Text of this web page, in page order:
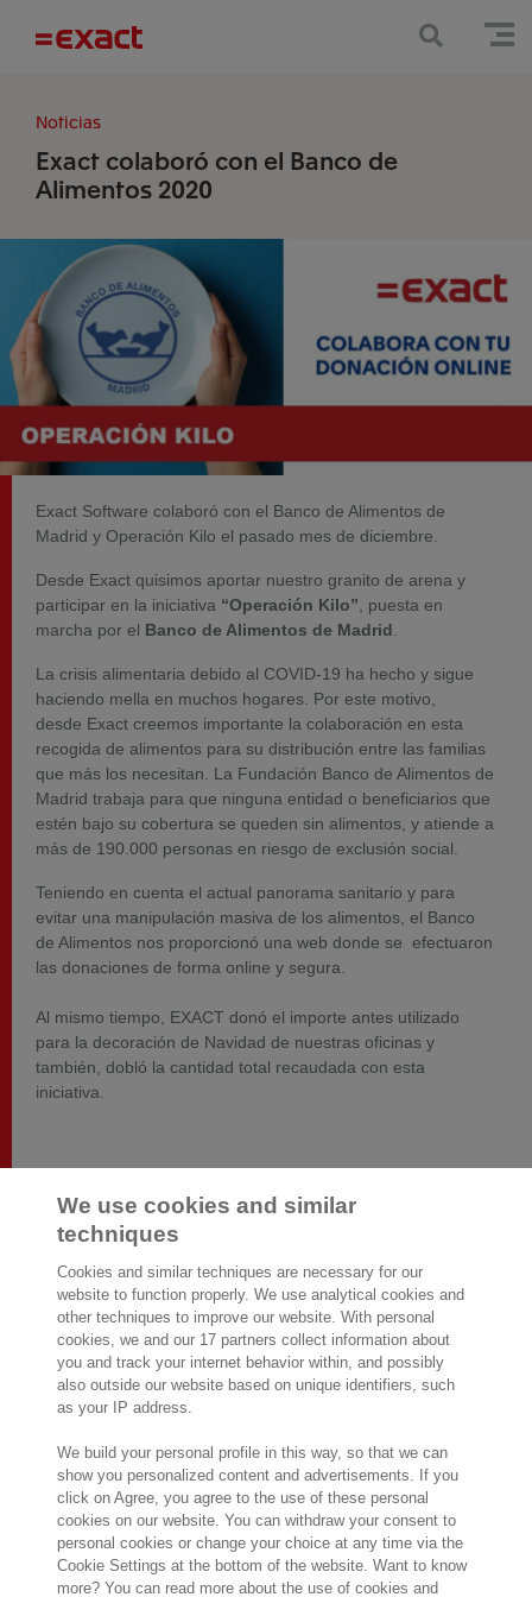
Noticias
Exact colaboró con el Banco de
Alimentos 2020
Exact Software colaboró con el Banco de Alimentos de
Madrid y Operación Kilo el pasado mes de diciembre.
Desde Exact quisimos aportar nuestro granito de arena y
participar en la iniciativa “Operación Kilo” , puesta en
marcha por el Banco de Alimentos de Madrid
La crisis alimentaria debido al COVID-19 ha hecho y sigue
haciendo mella en muchos hogares. Por este motivo,
desde Exact creemos importante la colaboración en esta
recogida de alimentos para su distribución entre las familias
que más los necesitan. La Fundación Banco de Alimentos de
Madrid trabaja para que ninguna entidad o beneficiarios que
estén bajo su cobertura se queden sin alimentos, y atiende a
más de 190.000 personas en riesgo de exclusión social.
Teniendo en cuenta el actual panorama sanitario y para
evitar una manipulación masiva de los alimentos, el Banco
de Alimentos nos proporcionó una web donde se efectuaron
las donaciones de forma online y segura.
Al mismo tiempo, EXACT donó el importe antes utilizado
para la decoración de Navidad de nuestras oficinas y
también, dobló la cantidad total recaudada con esta
iniciativa.
2.000 especialistasdispuestos a
ayudarte
Paseo de la Castellana 200
Planta 9
28046 Madrid
Visítanos
We use cookies and similar
techniques
Cookies and similar techniques are necessary for our
website to function properly. We use analytical cookies and
other techniques to improve our website. With personal
cookies, we and our 17 partners collect information about
you and track your internet behavior within, and possibly
also outside our website based on unique identifiers, such
as your IP address.
We build your personal profile in this way, so that we can
show you personalized content and advertisements. If you
click on Agree, you agree to the use of these personal
cookies on our website. You can withdraw your consent to
personal cookies or change your choice at any time via the
Cookie Settings at the bottom of the website. Want to know
more? You can read more about the use of cookies and